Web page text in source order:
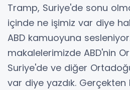
Tramp, Suriye'de sonu
içinde ne işimiz var diye
ABD kamuoyuna
makalelerimizde ABD'nin
Suriye'de ve diğer
var diye yazdık.